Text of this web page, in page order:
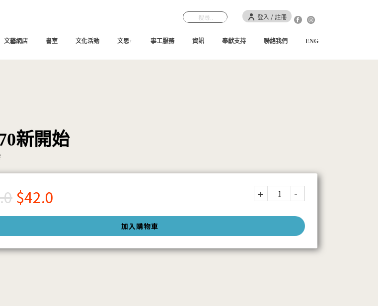
登入 / 註冊
文藝網店 書室 文化活動 文思+ 事工服務 資訊 奉獻支持 聯絡我們 ENG
新開始
加入購物車
$42.0